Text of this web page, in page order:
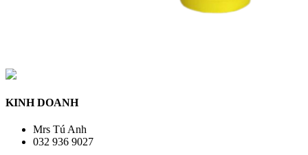
KINH DOANH
Mrs Tú Anh
032 936 9027